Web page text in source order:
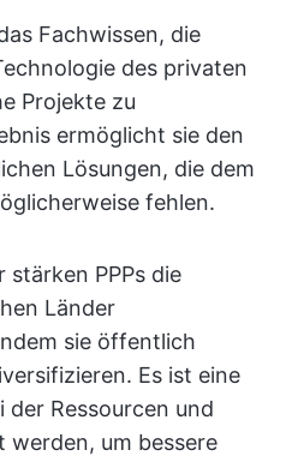
Fachwissen, die
des privaten
Projekte zu
ermöglicht sie den
Lösungen, die dem
fehlen.
PPPs die
Länder
sie öffentlich
Es ist eine
Ressourcen und
werden, um bessere